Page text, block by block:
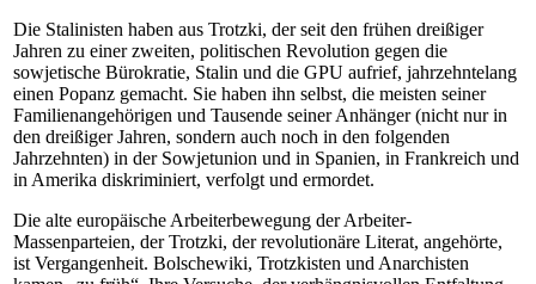
Die Stalinisten haben aus Trotzki, der seit den frühen dreißiger
Jahren zu einer zweiten, politischen Revolution gegen die
sowjetische Bürokratie, Stalin und die GPU aufrief, jahrzehntelang
einen Popanz gemacht. Sie haben ihn selbst, die meisten seiner
Familienangehörigen und Tausende seiner Anhänger (nicht nur in
den dreißiger Jahren, sondern auch noch in den folgenden
Jahrzehnten) in der Sowjetunion und in Spanien, in Frankreich und
in Amerika diskriminiert, verfolgt und ermordet.
Die alte europäische Arbeiterbewegung der Arbeiter-
Massenparteien, der Trotzki, der revolutionäre Literat, angehörte,
ist Vergangenheit. Bolschewiki, Trotzkisten und Anarchisten